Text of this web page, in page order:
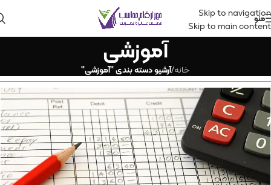
Skip to navigation
Skip to main content
منو
آموزشی
خانه/آرشیو دسته بندی "آموزشی"